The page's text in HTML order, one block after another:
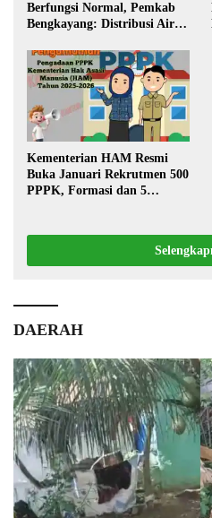
Berfungsi Normal, Pemkab
Bengkayang: Distribusi Air
Warga
Kementerian HAM Resmi
Buka Januari Rekrutmen 500
PPPK, Formasi dan 5
DAERAH